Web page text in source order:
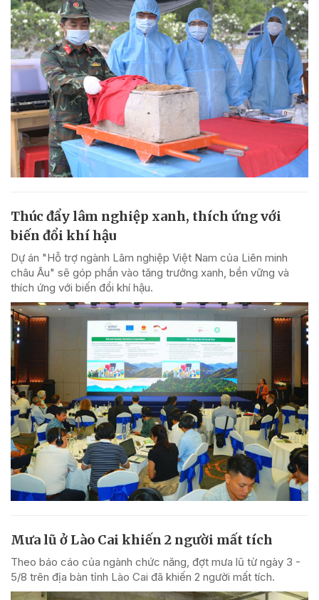
Thúc đẩy lâm nghiệp xanh, thích ứng với
biến đổi khí hậu
Dự án "Hỗ trợ ngành Lâm nghiệp Việt Nam của Liên minh
châu Âu" sẽ góp phần vào tăng trưởng xanh, bền vững và
thích ứng với biến đổi khí hậu.
Mưa lũ ở Lào Cai khiến 2 người mất tích
Theo báo cáo của ngành chức năng, đợt mưa lũ từ ngày 3 -
5/8 trên địa bàn tỉnh Lào Cai đã khiến 2 người mất tích.